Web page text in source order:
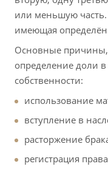
или меньшую часть.
имеющая
Основные причины,
определение доли
собственности:
использование
вступление в
расторжение
регистрация